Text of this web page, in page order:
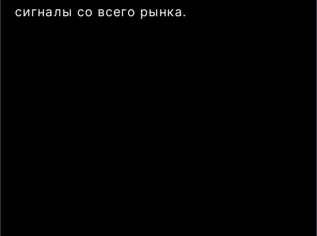
сигналы со всего рынка.